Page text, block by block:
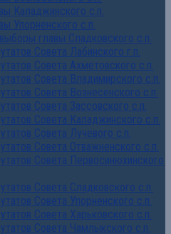
Каладжинского с.п.
Упорненского с.п.
главы Сладковского с.п.
Совета Лабинского г.п.
Совета Ахметовского с.п.
Совета Владимирского с.п.
Совета Вознесенского с.п.
Совета Зассовского с.п.
Совета Каладжинского с.п.
Совета Лучевого с.п.
Совета Отважненского с.п.
Совета Первосинюхинского
Совета Сладковского с.п.
Совета Упорненского с.п.
Совета Харьковского с.п.
Совета Чамлыкского с.п.